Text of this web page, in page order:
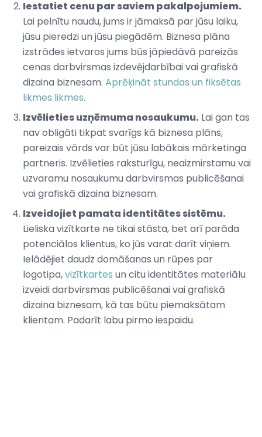
Iestatiet cenu par saviem pakalpojumiem.
Lai pelnītu naudu, jums ir jāmaksā par jūsu laiku,
jūsu pieredzi un jūsu piegādēm. Biznesa plāna
izstrādes ietvaros jums būs jāpiedāvā pareizās
cenas darbvirsmas izdevējdarbībai vai grafiskā
dizaina biznesam. Aprēķināt stundas un fiksētas
likmes likmes.
Izvēlieties uzņēmuma nosaukumu. Lai gan tas
nav obligāti tikpat svarīgs kā biznesa plāns,
pareizais vārds var būt jūsu labākais mārketinga
partneris. Izvēlieties raksturīgu, neaizmirstamu vai
uzvaramu nosaukumu darbvirsmas publicēšanai
vai grafiskā dizaina biznesam.
Izveidojiet pamata identitātes sistēmu.
Lieliska vizītkarte ne tikai stāsta, bet arī parāda
potenciālos klientus, ko jūs varat darīt viņiem.
Ielādējiet daudz domāšanas un rūpes par
logotipa,vizītkartes un citu identitātes materiālu
izveidi darbvirsmas publicēšanai vai grafiskā
dizaina biznesam, kā tas būtu piemaksātam
klientam. Padarīt labu pirmo iespaidu.